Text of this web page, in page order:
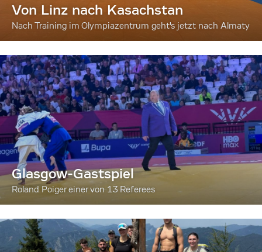
Von Linz nach Kasachstan
Nach Training im Olympiazentrum geht's jetzt nach Almaty
Glasgow-Gastspiel
Roland Poiger einer von 13 Referees